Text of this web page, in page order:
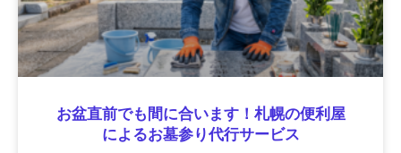
お盆直前でも間に合います！札幌の便利屋
によるお墓参り代行サービス